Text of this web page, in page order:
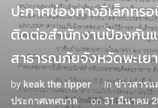
ปะกาศช่องทางอิเล็กทร
ติดต่อสำนักงานป้องกันแ
สาธารณภัยจังหวัดพะเยา
by keak the ripper inข่าวสารแ
ประกาศเทศบาล
on31 มีนาคม